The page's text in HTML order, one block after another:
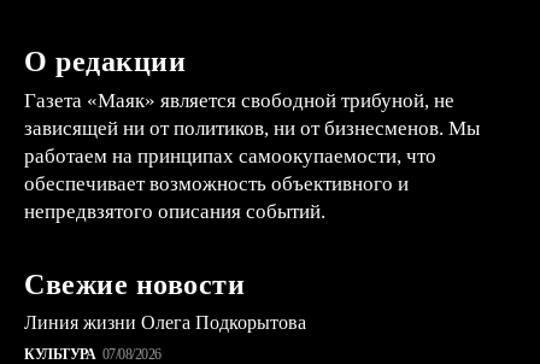
О редакции
Газета «Маяк» является свободной трибуной, не
зависящей ни от политиков, ни от бизнесменов. Мы
работаем на принципах самоокупаемости, что
обеспечивает возможность объективного и
непредвзятого описания событий.
Свежие новости
Линия жизни Олега Подкорытова
КУЛЬТУРА 07/08/2026